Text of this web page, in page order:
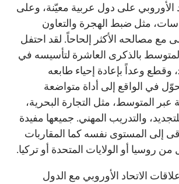
الأوروبي على دول عربية معيّنة، وعلى
مثل ضبط الهجرة والتعاون
مع مصالحه الأكثر إلحاحاً. لقد احتفل
بالذكرى العاشرة لتأسيسه في
أواخر العام 2018، وقطع وعداً بإعادة إحياء طابعه
في الواقع إلى أداة متواضعة
عبر المتوسط، مثل التجارة البحرية،
والتدريب المهني. جميعها مفيدة
إلى المستوى نفسه كما المقاربات
روسيا أو الولايات المتحدة أو تركيا.
الاتحاد الأوروبي مع الدول